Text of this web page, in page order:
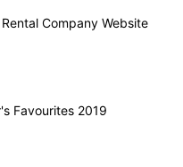
Company Website
Favourites 2019